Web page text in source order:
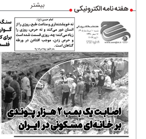
بیشتر هفته نامه الکترونیکی